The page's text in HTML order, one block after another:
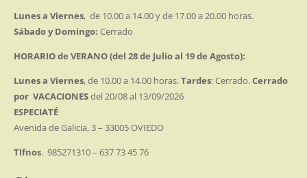
Lunes a Viernes, de 10.00 a 14.00 y de 17.00 a 20.00 horas.
Sábado y Domingo: Cerrado
HORARIO de VERANO (del 28 de Julio al 19 de Agosto):
Lunes a Viernes, de 10.00 a 14.00 horas.Tardes: Cerrado.Cerrado
por VACACIONESdel 20/08 al 13/09/2026
ESPECIATÉ
Avenida de Galicia, 3 – 33005 OVIEDO
Tlfnos. 985271310 – 637 73 45 76